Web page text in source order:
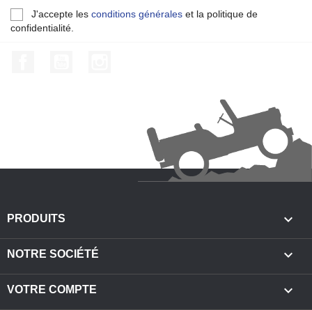
J'accepte les conditions générales et la politique de
confidentialité.
PRODUITS 
NOTRE SOCIÉTÉ 
VOTRE COMPTE 